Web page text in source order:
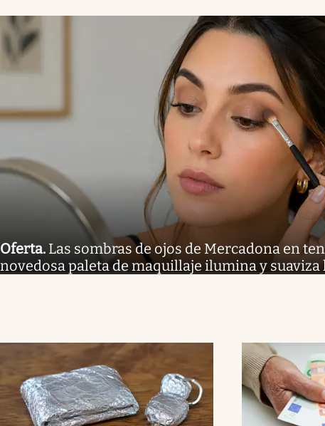
Oferta. Las sombras de ojos de Mercadona en
novedosa paleta de maquillaje ilumina y suaviza